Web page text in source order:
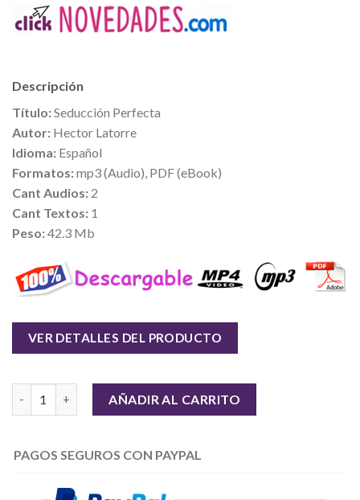
Descripción
Título:Seducción Perfecta
Autor: Hector Latorre
Idioma: Español
Formatos:mp3 (Audio), PDF (eBook)
Cant Audios: 2
Cant Textos: 1
Peso:42.3 Mb
VER DETALLES DEL PRODUCTO
AÑADIR AL CARRITO
PAGOS SEGUROS CON PAYPAL